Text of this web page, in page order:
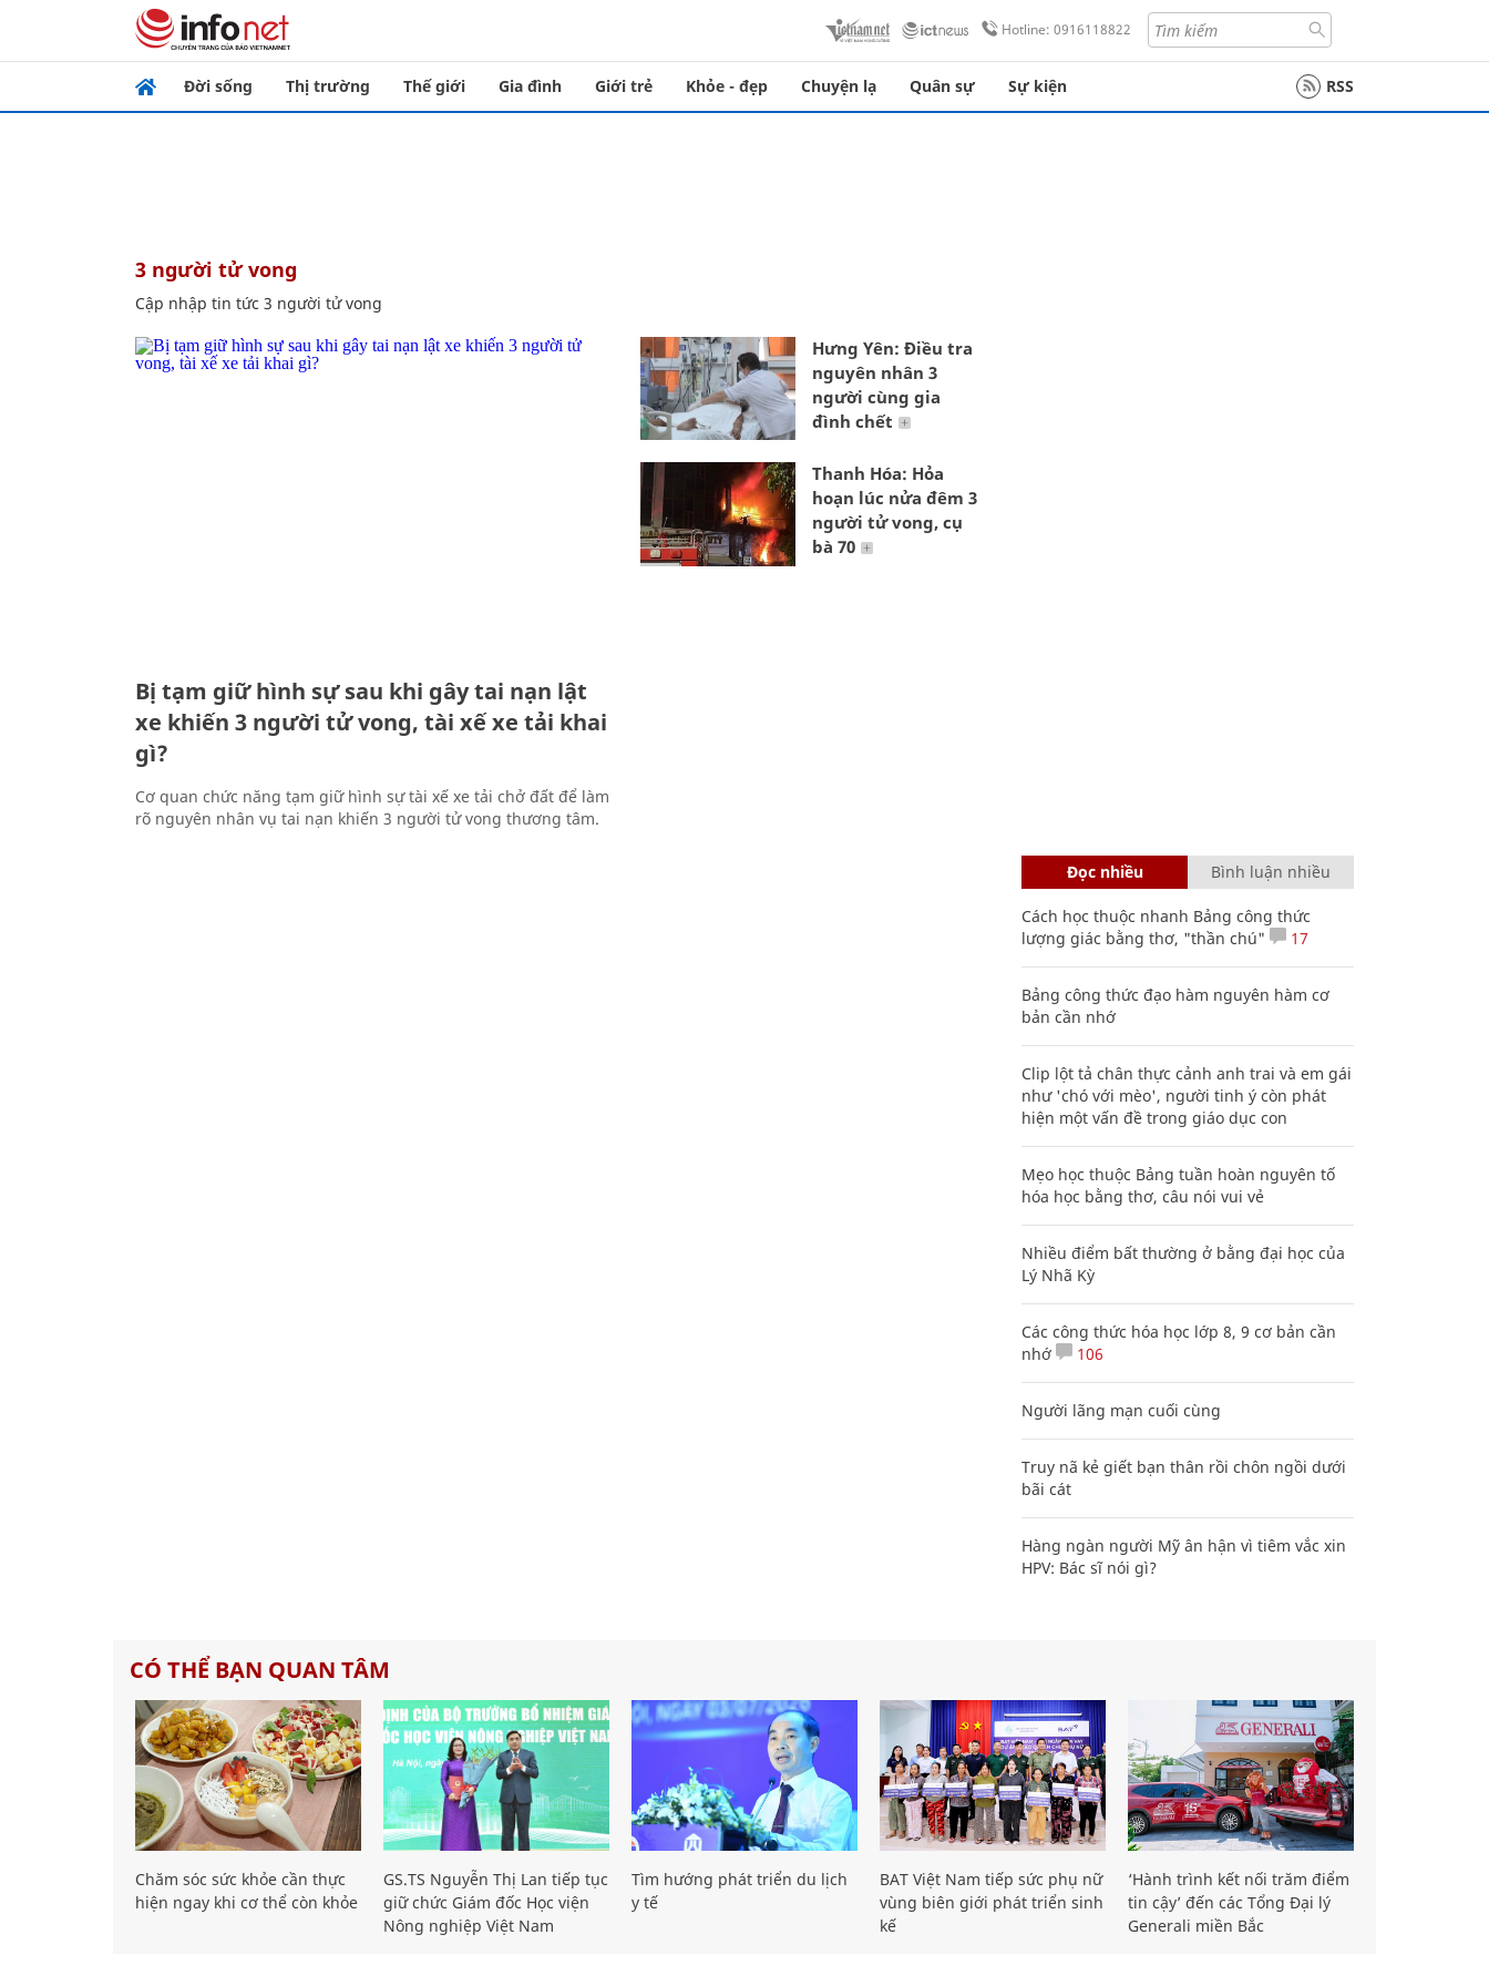
Hotline: 0916118822
Đời sống Thị trường Thế giới Gia đình Giới trẻ Khỏe - đẹp Chuyện lạ Quân sự Sự kiện RSS
3 người tử vong
Cập nhập tin tức 3 người tử vong
Bị tạm giữ hình sự sau khi gây tai nạn lật
xe khiến 3 người tử vong, tài xế xe tải khai
gì?
Cơ quan chức năng tạm giữ hình sự tài xế xe tải chở đất để làm
rõ nguyên nhân vụ tai nạn khiến 3 người tử vong thương tâm.
Hưng Yên: Điều tra
nguyên nhân 3
người cùng gia
đình chết
Thanh Hóa: Hỏa
hoạn lúc nửa đêm 3
người tử vong, cụ
bà 70
Đọc nhiều Bình luận nhiều
Cách học thuộc nhanh Bảng công thức
lượng giác bằng thơ, "thần chú"
17
Bảng công thức đạo hàm nguyên hàm cơ
bản cần nhớ
Clip lột tả chân thực cảnh anh trai và em gái
như 'chó với mèo', người tinh ý còn phát
hiện một vấn đề trong giáo dục con
Mẹo học thuộc Bảng tuần hoàn nguyên tố
hóa học bằng thơ, câu nói vui vẻ
Nhiều điểm bất thường ở bằng đại học của
Lý Nhã Kỳ
Các công thức hóa học lớp 8, 9 cơ bản cần
nhớ
106
Người lãng mạn cuối cùng
Truy nã kẻ giết bạn thân rồi chôn ngồi dưới
bãi cát
Hàng ngàn người Mỹ ân hận vì tiêm vắc xin
HPV: Bác sĩ nói gì?
CÓ THỂ BẠN QUAN TÂM
Chăm sóc sức khỏe cần thực
hiện ngay khi cơ thể còn khỏe
GS.TS Nguyễn Thị Lan tiếp tục
giữ chức Giám đốc Học viện
Nông nghiệp Việt Nam
Tìm hướng phát triển du lịch
y tế
BAT Việt Nam tiếp sức phụ nữ
vùng biên giới phát triển sinh
kế
‘Hành trình kết nối trăm điểm
tin cậy’ đến các Tổng Đại lý
Generali miền Bắc